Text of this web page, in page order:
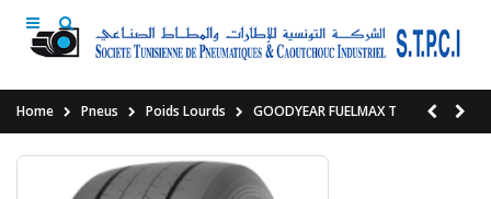
Home Pneus Poids Lourds GOODYEAR FUELMAX T